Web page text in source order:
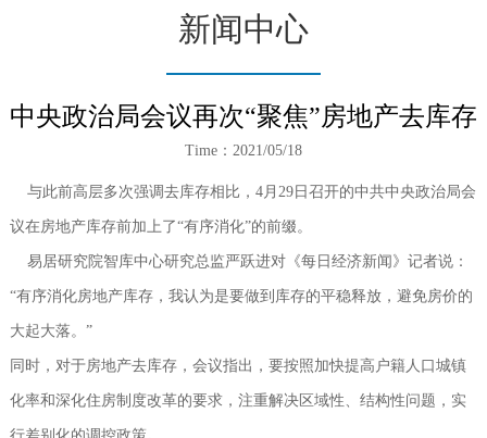
新闻中心
中央政治局会议再次“聚焦”房地产去库存
Time：2021/05/18
与此前高层多次强调去库存相比，4月29日召开的中共中央政治局会
议在房地产库存前加上了“有序消化”的前缀。
易居研究院智库中心研究总监严跃进对《每日经济新闻》记者说：
“有序消化房地产库存，我认为是要做到库存的平稳释放，避免房价的
大起大落。”
同时，对于房地产去库存，会议指出，要按照加快提高户籍人口城镇
化率和深化住房制度改革的要求，注重解决区域性、结构性问题，实